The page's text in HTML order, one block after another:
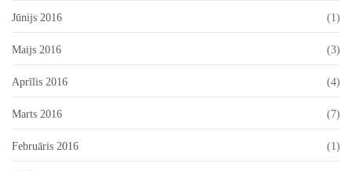
Jūnijs 2016 (1)
Maijs 2016 (3)
Aprīlis 2016 (4)
Marts 2016 (7)
Februāris 2016 (1)